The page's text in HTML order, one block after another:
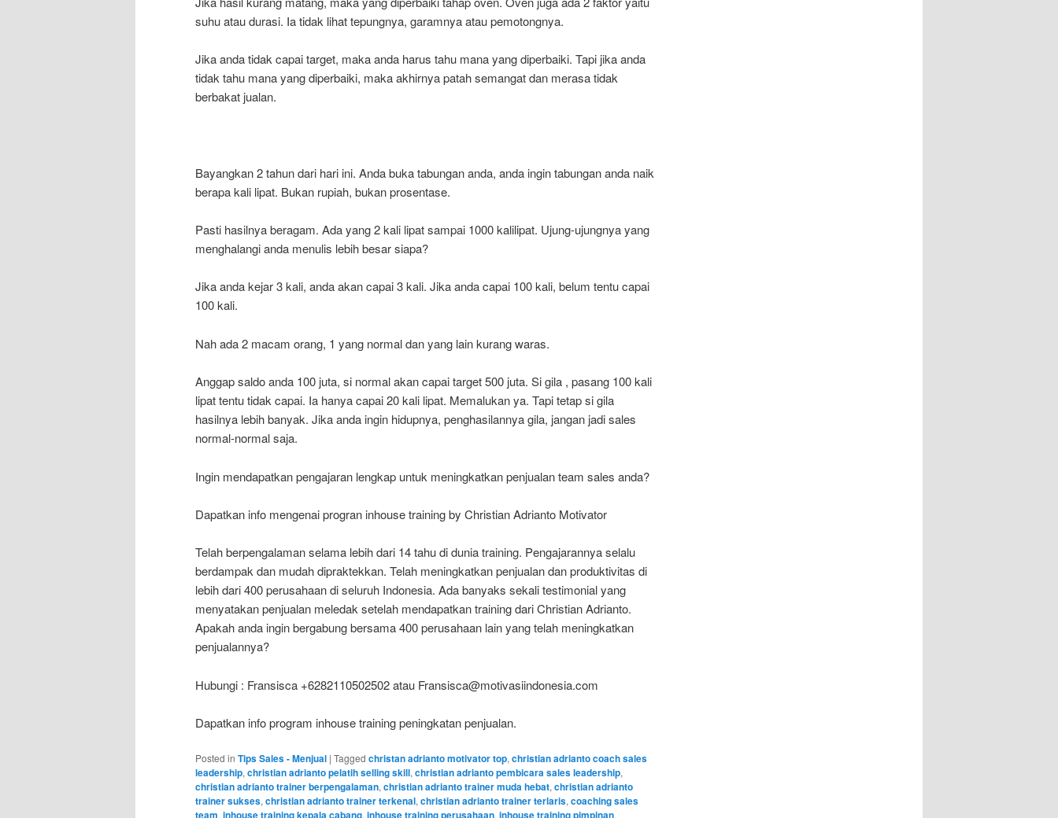
suhu atau durasi. Ia tidak lihat tepungnya, garamnya atau pemotongnya.
Jika anda tidak capai target, maka anda harus tahu mana yang diperbaiki. Tapi jika anda
tidak tahu mana yang diperbaiki, maka akhirnya patah semangat dan merasa tidak
berbakat jualan.
Bayangkan 2 tahun dari hari ini. Anda buka tabungan anda, anda ingin tabungan anda naik
berapa kali lipat. Bukan rupiah, bukan prosentase.
Pasti hasilnya beragam. Ada yang 2 kali lipat sampai 1000 kalilipat. Ujung-ujungnya yang
menghalangi anda menulis lebih besar siapa?
Jika anda kejar 3 kali, anda akan capai 3 kali. Jika anda capai 100 kali, belum tentu capai
100 kali.
Nah ada 2 macam orang, 1 yang normal dan yang lain kurang waras.
Anggap saldo anda 100 juta, si normal akan capai target 500 juta. Si gila , pasang 100 kali
lipat tentu tidak capai. Ia hanya capai 20 kali lipat. Memalukan ya. Tapi tetap si gila
hasilnya lebih banyak. Jika anda ingin hidupnya, penghasilannya gila, jangan jadi sales
normal-normal saja.
Ingin mendapatkan pengajaran lengkap untuk meningkatkan penjualan team sales anda?
Dapatkan info mengenai progran inhouse training by Christian Adrianto Motivator
Telah berpengalaman selama lebih dari 14 tahu di dunia training. Pengajarannya selalu
berdampak dan mudah dipraktekkan. Telah meningkatkan penjualan dan produktivitas di
lebih dari 400 perusahaan di seluruh Indonesia. Ada banyaks sekali testimonial yang
menyatakan penjualan meledak setelah mendapatkan training dari Christian Adrianto.
Apakah anda ingin bergabung bersama 400 perusahaan lain yang telah meningkatkan
penjualannya?
Hubungi : Fransisca +6282110502502 atau Fransisca@motivasiindonesia.com
Dapatkan info program inhouse training peningkatan penjualan.
Posted in Tips Sales - Menjual | Tagged christan adrianto motivator top,christian adrianto coach sales
leadership,christian adrianto pelatih selling skill,christian adrianto pembicara sales leadership,
christian adrianto trainer berpengalaman,christian adrianto trainer muda hebat,christian adrianto
trainer sukses,christian adrianto trainer terkenal,christian adrianto trainer terlaris,coaching sales
, , ,